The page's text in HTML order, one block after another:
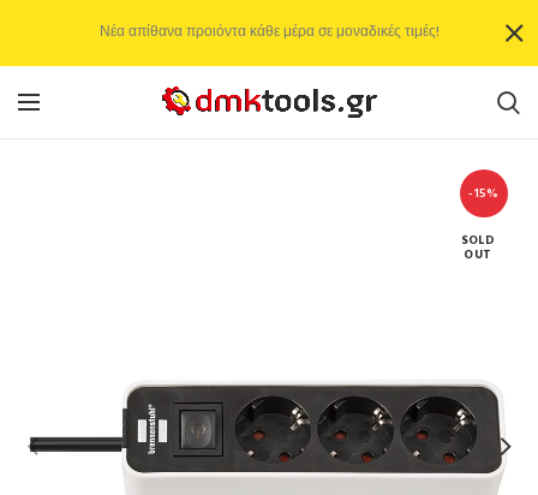
-15%
SOLD
OUT
Νέα απίθανα προιόντα κάθε μέρα σε μοναδικές τιμές!